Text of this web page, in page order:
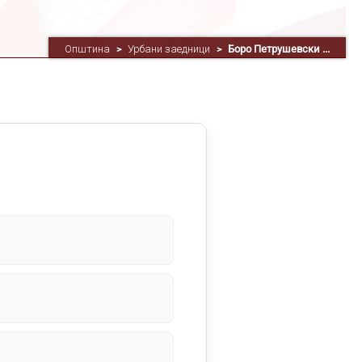
Општина > Урбани заедници > Боро Петрушевски ...